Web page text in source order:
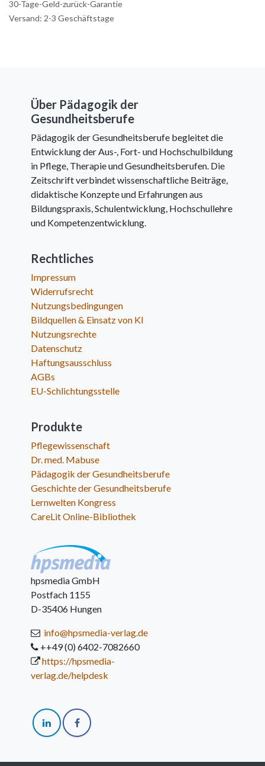
30-Tage-Geld-zurück-Garantie
Versand: 2-3 Geschäftstage
Über Pädagogik der
Gesundheitsberufe
Pädagogik der Gesundheitsberufe begleitet die
Entwicklung der Aus-, Fort- und Hochschulbildung
in Pflege, Therapie und Gesundheitsberufen. Die
Zeitschrift verbindet wissenschaftliche Beiträge,
didaktische Konzepte und Erfahrungen aus
Bildungspraxis, Schulentwicklung, Hochschullehre
und Kompetenzentwicklung.
Rechtliches
Impressum
Widerrufsrecht
Nutzungsbedingungen
Bildquellen & Einsatz von KI
Nutzungsrechte
Datenschutz
Haftungsausschluss
AGBs
EU-Schlichtungsstelle
Produkte
Pflegewissenschaft
Dr. med. Mabuse
Pädagogik der Gesundheitsberufe
Geschichte der Gesundheitsberufe
Lernwelten Kongress
CareLit Online-Bibliothek
hpsmedia GmbH
Postfach 1155
D-35406 Hungen
info@hpsmedia-verlag.de
++49 (0) 6402-7082660
https://hpsmedia-
verlag.de/helpdesk